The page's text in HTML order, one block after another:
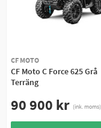
CF MOTO
CF Moto C Force 625 Grå
Terräng
90 900 kr (ink. moms)